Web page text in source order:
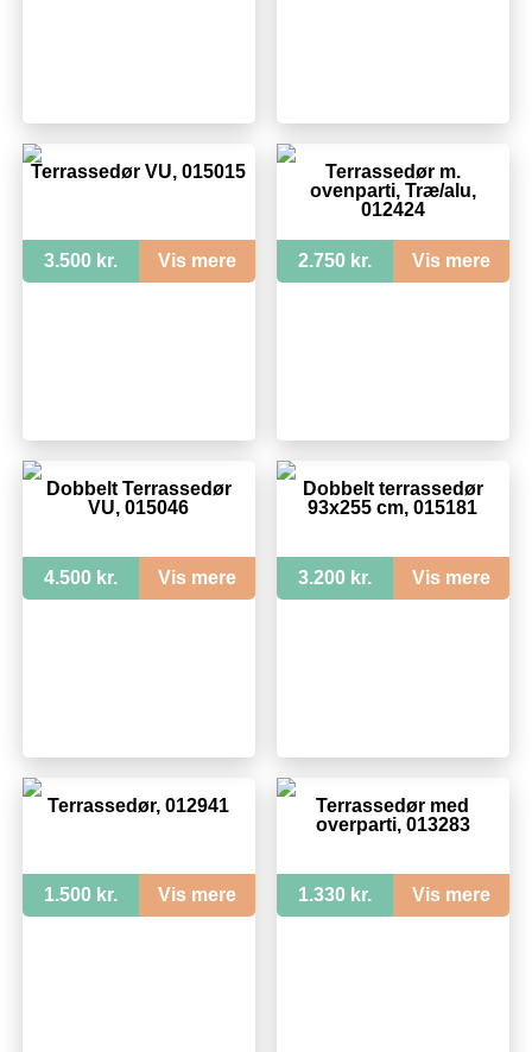
Terrassedør VU, 015015
3.500 kr. Vis mere
Terrassedør m.
ovenparti, Træ/alu,
012424
2.750 kr. Vis mere
Dobbelt Terrassedør
VU, 015046
4.500 kr. Vis mere
Dobbelt terrassedør
93x255 cm, 015181
3.200 kr. Vis mere
Terrassedør, 012941
1.500 kr. Vis mere
Terrassedør med
overparti, 013283
1.330 kr. Vis mere